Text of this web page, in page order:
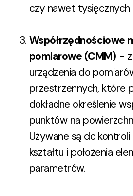
czy nawet tysięcznych
Współrzędnościowe
pomiarowe (CMM) -
urządzenia do
przestrzennych, które
dokładne określenie
punktów na
Używane są do
kształtu i położenia
parametrów.